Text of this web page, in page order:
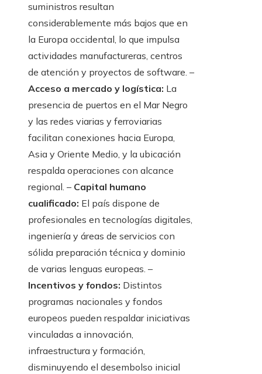
suministros resultan
considerablemente más bajos que en
la Europa occidental, lo que impulsa
actividades manufactureras, centros
de atención y proyectos de software. –
Acceso a mercado y logística: La
presencia de puertos en el Mar Negro
y las redes viarias y ferroviarias
facilitan conexiones hacia Europa,
Asia y Oriente Medio, y la ubicación
respalda operaciones con alcance
regional. – Capital humano
cualificado: El país dispone de
profesionales en tecnologías digitales,
ingeniería y áreas de servicios con
sólida preparación técnica y dominio
de varias lenguas europeas. –
Incentivos y fondos: Distintos
programas nacionales y fondos
europeos pueden respaldar iniciativas
vinculadas a innovación,
infraestructura y formación,
disminuyendo el desembolso inicial